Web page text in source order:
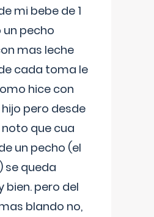
mi bebe de 1
pecho
mas leche
cada toma le
hice con
pero desde
que cua
un pecho (el
se queda
bien. pero del
blando no,